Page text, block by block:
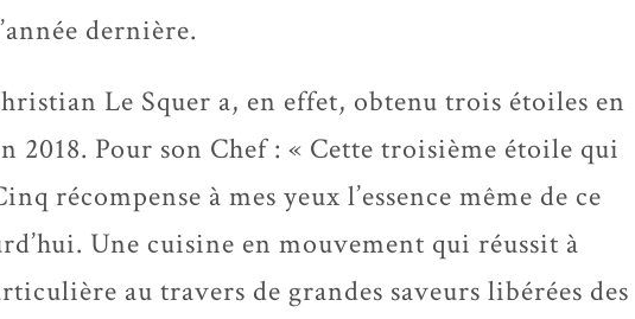
dernière.
Le Squer a, en effet, obtenu trois étoiles en
2018. Pour son Chef : « Cette troisième étoile qui
récompense à mes yeux l’essence même de ce
Une cuisine en mouvement qui réussit à
au travers de grandes saveurs libérées des